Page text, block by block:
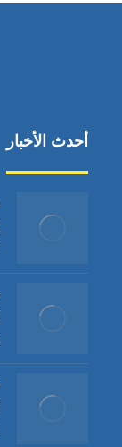
أحدث الأخبار